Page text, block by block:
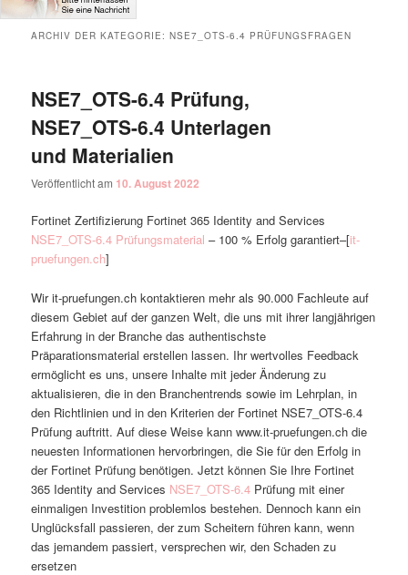
ARCHIV DER KATEGORIE:NSE7_OTS-6.4 PRÜFUNGSFRAGEN
NSE7_OTS-6.4 Prüfung,
NSE7_OTS-6.4 Unterlagen
und Materialien
Veröffentlicht am 10. August 2022
Fortinet Zertifizierung Fortinet 365 Identity and Services
NSE7_OTS-6.4 Prüfungsmaterial – 100 % Erfolg garantiert–[it-
pruefungen.ch]
Wir it-pruefungen.ch kontaktieren mehr als 90.000 Fachleute auf
diesem Gebiet auf der ganzen Welt, die uns mit ihrer langjährigen
Erfahrung in der Branche das authentischste
Präparationsmaterial erstellen lassen. Ihr wertvolles Feedback
ermöglicht es uns, unsere Inhalte mit jeder Änderung zu
aktualisieren, die in den Branchentrends sowie im Lehrplan, in
den Richtlinien und in den Kriterien der Fortinet NSE7_OTS-6.4
Prüfung auftritt. Auf diese Weise kann www.it-pruefungen.ch die
neuesten Informationen hervorbringen, die Sie für den Erfolg in
der Fortinet Prüfung benötigen. Jetzt können Sie Ihre Fortinet
365 Identity and Services NSE7_OTS-6.4 Prüfung mit einer
einmaligen Investition problemlos bestehen. Dennoch kann ein
Unglücksfall passieren, der zum Scheitern führen kann, wenn
das jemandem passiert, versprechen wir, den Schaden zu
ersetzen